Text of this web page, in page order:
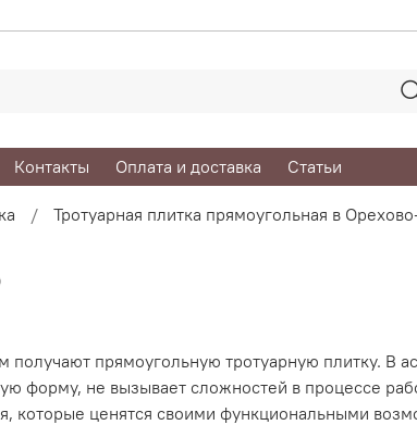
Контакты Оплата и доставка Статьи
Тротуарная плитка прямоугольная в
прямоугольную тротуарную плитку. В
форму, не вызывает сложностей в процессе
которые ценятся своими функциональными